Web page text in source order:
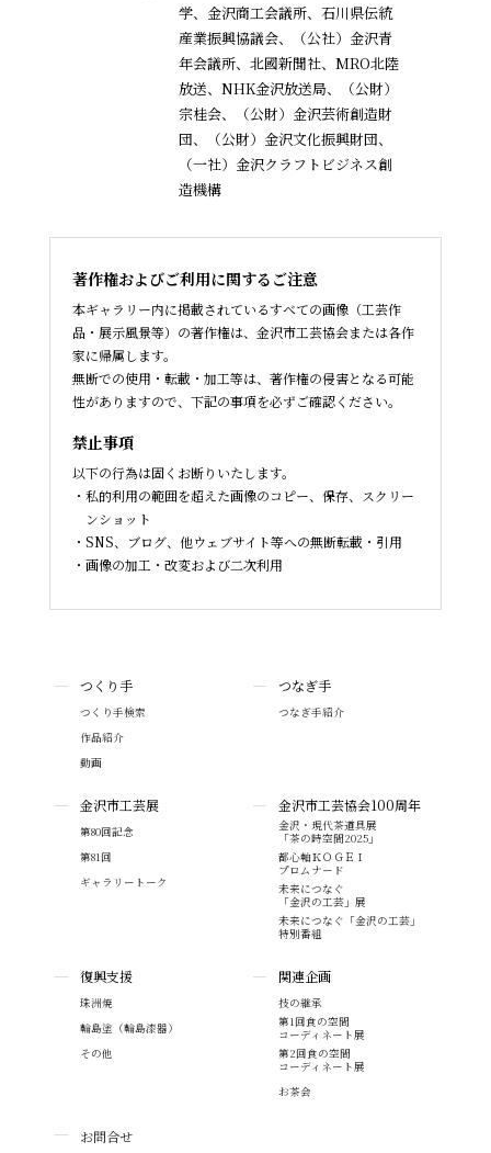
学、金沢商工会議所、石川県伝統
産業振興協議会、
（公社）金沢青
年会議所、北國新聞社、MRO北陸
放送、NHK金沢放送局、（公財）
宗桂会、
（公財）金沢芸術創造財
団、（公財）金沢文化振興財団、
（一社）金沢クラフトビジネス創
造機構
著作権およびご利用に関するご注意
本ギャラリー内に掲載されているすべての画像（工芸作
品・展示風景等）の著作権は、金沢市工芸協会または各作
家に帰属します。
無断での使用・転載・加工等は、著作権の侵害となる可能
性がありますので、下記の事項を必ずご確認ください。
禁止事項
以下の行為は固くお断りいたします。
私的利用の範囲を超えた画像のコピー、保存、スクリー
ンショット
SNS、ブログ、他ウェブサイト等への無断転載・引用
画像の加工・改変および二次利用
つくり手
つくり手検索
作品紹介
動画
つなぎ手
つなぎ手紹介
金沢市工芸展
第80回記念
第81回
ギャラリートーク
金沢市工芸協会100周年
金沢・現代茶道具展
「茶の時空間2025」
都心軸ＫＯＧＥＩ
プロムナード
未来につなぐ
「金沢の工芸」展
未来につなぐ「金沢の工芸」
特別番組
復興支援
珠洲焼
輪島塗（輪島漆器）
その他
関連企画
技の継承
第1回食の空間
コーディネート展
第2回食の空間
コーディネート展
お茶会
お問合せ